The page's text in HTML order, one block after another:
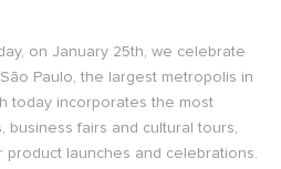
on January 25th, we celebrate
Paulo, the largest metropolis in
today incorporates the most
business fairs and cultural tours,
launches and celebrations.